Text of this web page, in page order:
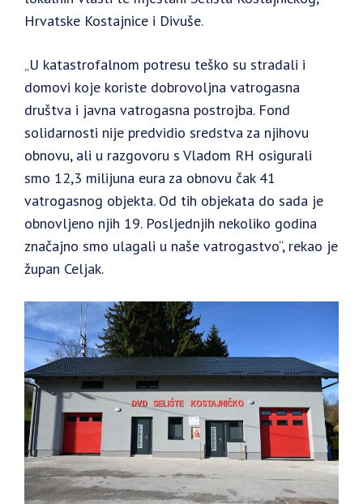
Hrvatske Kostajnice i Divuše.
„U katastrofalnom potresu teško su stradali i
domovi koje koriste dobrovoljna vatrogasna
društva i javna vatrogasna postrojba. Fond
solidarnosti nije predvidio sredstva za njihovu
obnovu, ali u razgovoru s Vladom RH osigurali
smo 12,3 milijuna eura za obnovu čak 41
vatrogasnog objekta. Od tih objekata do sada je
obnovljeno njih 19. Posljednjih nekoliko godina
značajno smo ulagali u naše vatrogastvo“, rekao je
župan Celjak.